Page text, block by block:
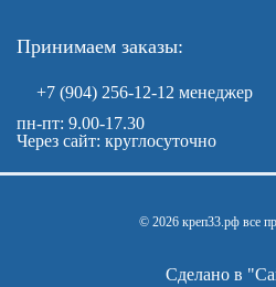
Принимаем заказы:
+7 (904) 256-12-12 менеджер
пн-пт: 9.00-17.30
Через сайт: круглосуточно
© 2026 креп33.рф все
Сделано в "